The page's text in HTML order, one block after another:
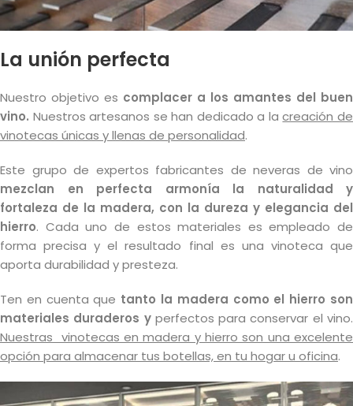
La unión perfecta
Nuestro objetivo es complacer a los amantes del buen
vino. Nuestros artesanos se han dedicado a lacreación de
vinotecas únicas y llenas de personalidad.
Este grupo de expertos fabricantes de neveras de vino
mezclan en perfecta armonía la naturalidad y
fortaleza de la madera, con la dureza y elegancia del
hierro. Cada uno de estos materiales es empleado de
forma precisa y el resultado final es una vinoteca que
aporta durabilidad y presteza.
Ten en cuenta que tanto la madera como el hierro son
materiales duraderos y perfectos para conservar el vino.
Nuestras vinotecas en madera y hierro son una excelente
opción para almacenar tus botellas, en tu hogar u oficina.